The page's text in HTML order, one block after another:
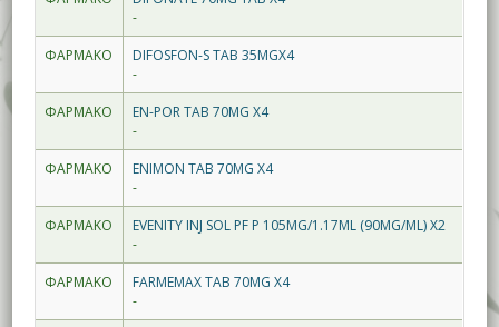
-
ΦΑΡΜΑΚΟ
DIFOSFON-S TAB 35MGX4
-
ΦΑΡΜΑΚΟ
EN-POR TAB 70MG X4
-
ΦΑΡΜΑΚΟ
ENIMON TAB 70MG X4
-
ΦΑΡΜΑΚΟ
EVENITY INJ SOL PF P 105MG/1.17ML (90MG/ML) X2
-
ΦΑΡΜΑΚΟ
FARMEMAX TAB 70MG X4
-